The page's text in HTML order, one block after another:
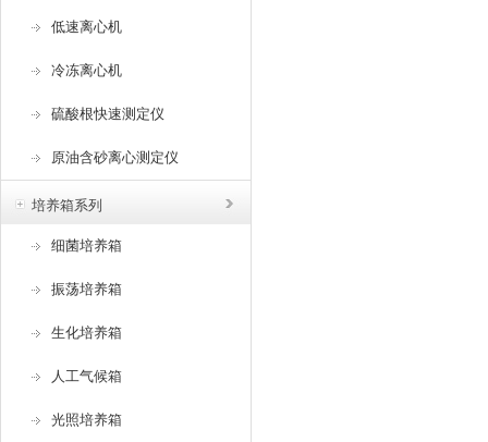
低速离心机
冷冻离心机
硫酸根快速测定仪
原油含砂离心测定仪
培养箱系列
细菌培养箱
振荡培养箱
生化培养箱
人工气候箱
光照培养箱